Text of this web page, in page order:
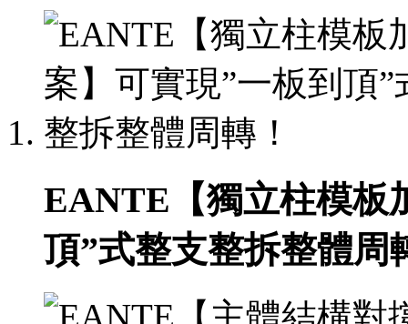
EANTE【獨立柱模板
頂”式整支整拆整體周